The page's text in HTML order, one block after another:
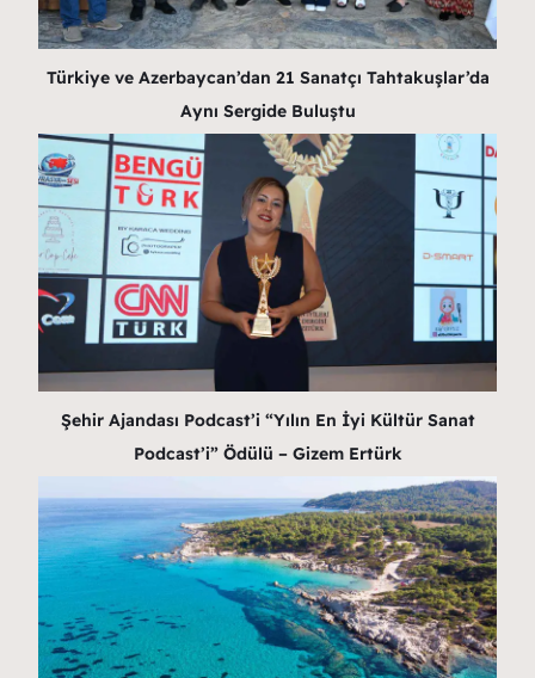
Türkiye ve Azerbaycan’dan 21 Sanatçı Tahtakuşlar’da
Aynı Sergide Buluştu
Şehir Ajandası Podcast’i “Yılın En İyi Kültür Sanat
Podcast’i” Ödülü – Gizem Ertürk